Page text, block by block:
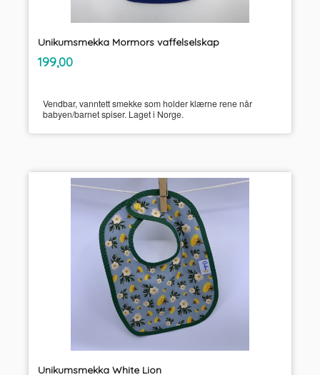
Unikumsmekka Mormors vaffelselskap
Pris
199,00mva.
Vendbar, vanntett smekke som holder klærne rene når
babyen/barnet spiser. Laget i Norge.
Unikumsmekka White Lion